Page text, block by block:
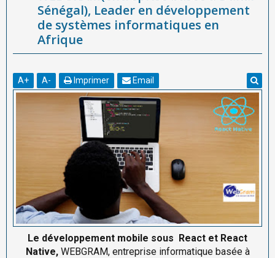
Sénégal), Leader en développement
de systèmes informatiques en
Afrique
A+ A- Imprimer Email
Le développement mobile sous React et React
Native, WEBGRAM, entreprise informatique basée à